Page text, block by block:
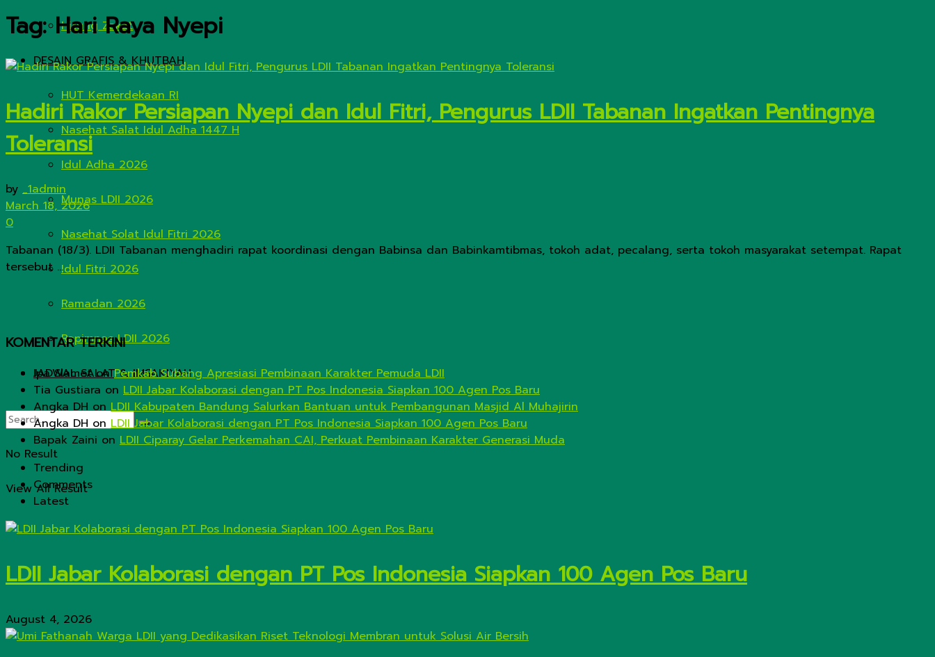
Hitung Zakat
DESAIN GRAFIS & KHUTBAH
HUT Kemerdekaan RI
Nasehat Salat Idul Adha 1447 H
Idul Adha 2026
Munas LDII 2026
Nasehat Solat Idul Fitri 2026
Idul Fitri 2026
Ramadan 2026
Rapimnas LDII 2026
JADWAL SALAT & IMSAKIYAH
No Result
View All Result
Tag:Hari Raya Nyepi
Hadiri Rakor Persiapan Nyepi dan Idul Fitri, Pengurus LDII Tabanan Ingatkan Pentingnya
Toleransi
by _1admin
March 18, 2026
0
Tabanan (18/3). LDII Tabanan menghadiri rapat koordinasi dengan Babinsa dan Babinkamtibmas, tokoh adat, pecalang, serta tokoh masyarakat setempat. Rapat
tersebut ...
KOMENTAR TERKINI
Ipa SlametonPemkab Subang Apresiasi Pembinaan Karakter Pemuda LDII
Tia Gustiara on LDII Jabar Kolaborasi dengan PT Pos Indonesia Siapkan 100 Agen Pos Baru
Angka DHonLDII Kabupaten Bandung Salurkan Bantuan untuk Pembangunan Masjid Al Muhajirin
Angka DH on LDII Jabar Kolaborasi dengan PT Pos Indonesia Siapkan 100 Agen Pos Baru
Bapak Zaini on LDII Ciparay Gelar Perkemahan CAI, Perkuat Pembinaan Karakter Generasi Muda
Trending
Comments
Latest
LDII Jabar Kolaborasi dengan PT Pos Indonesia Siapkan 100 Agen Pos Baru
August 4, 2026